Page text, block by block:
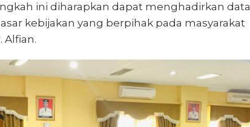
ini diharapkan dapat menghadirkan data
kebijakan yang berpihak pada masyarakat
Alfian.